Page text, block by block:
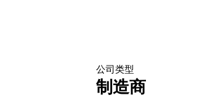
公司类型
制造商